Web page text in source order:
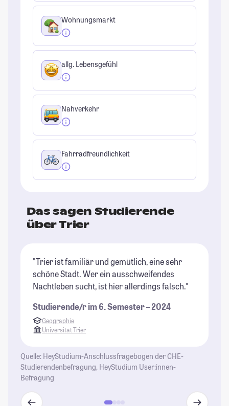
Wohnungsmarkt
allg. Lebensgefühl
Nahverkehr
Fahrradfreundlichkeit
Das sagen Studierende
über Trier
"Trier ist familiär und gemütlich, eine sehr
schöne Stadt. Wer ein ausschweifendes
Nachtleben sucht, ist hier allerdings falsch."
Studierende/r im 6. Semester – 2024
Geographie
Universität Trier
Quelle: HeyStudium-Anschlussfragebogen der CHE-
Studierendenbefragung, HeyStudium User:innen-
Befragung